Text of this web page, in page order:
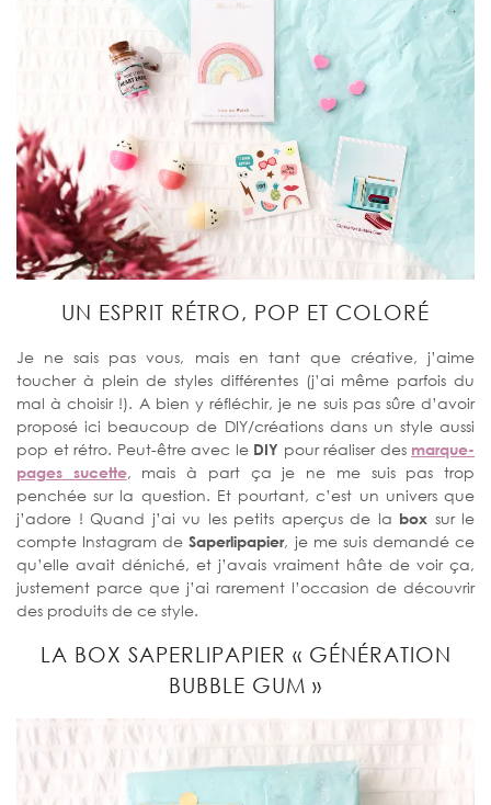
UN ESPRIT RÉTRO, POP ET COLORÉ
Je ne sais pas vous, mais en tant que créative, j’aime
toucher à plein de styles différentes (j’ai même parfois du
mal à choisir !). A bien y réfléchir, je ne suis pas sûre d’avoir
proposé ici beaucoup de DIY/créations dans un style aussi
pop et rétro. Peut-être avec le DIY pour réaliser des marque-
pages sucette, mais à part ça je ne me suis pas trop
penchée sur la question. Et pourtant, c’est un univers que
j’adore ! Quand j’ai vu les petits aperçus de la box sur le
compte Instagram deSaperlipapier, je me suis demandé ce
qu’elle avait déniché, et j’avais vraiment hâte de voir ça,
justement parce que j’ai rarement l’occasion de découvrir
des produits de ce style.
LA BOX SAPERLIPAPIER « GÉNÉRATION
BUBBLE GUM »